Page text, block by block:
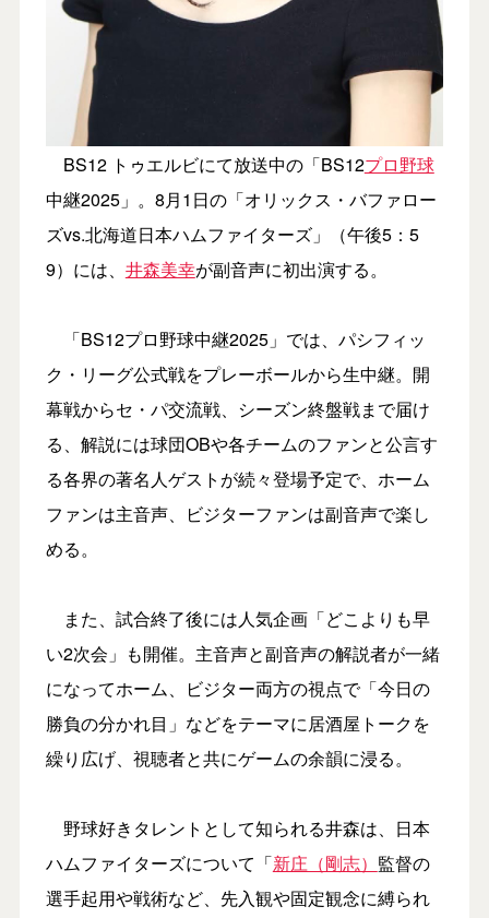
BS12 トゥエルビにて放送中の「BS12プロ野球
中継2025」。8月1日の「オリックス・バファロー
ズvs.北海道日本ハムファイターズ」（午後5：5
9）には、 井森美幸が副音声に初出演する。
「BS12プロ野球中継2025」では、パシフィッ
ク・リーグ公式戦をプレーボールから生中継。開
幕戦からセ・パ交流戦、シーズン終盤戦まで届け
る、解説には球団OBや各チームのファンと公言す
る各界の著名人ゲストが続々登場予定で、ホーム
ファンは主音声、ビジターファンは副音声で楽し
める。
また、試合終了後には人気企画「どこよりも早
い2次会」も開催。主音声と副音声の解説者が一緒
になってホーム、ビジター両方の視点で「今日の
勝負の分かれ目」などをテーマに居酒屋トークを
繰り広げ、視聴者と共にゲームの余韻に浸る。
野球好きタレントとして知られる井森は、日本
ハムファイターズについて「新庄（剛志） 監督の
選手起用や戦術など、先入観や固定観念に縛られ